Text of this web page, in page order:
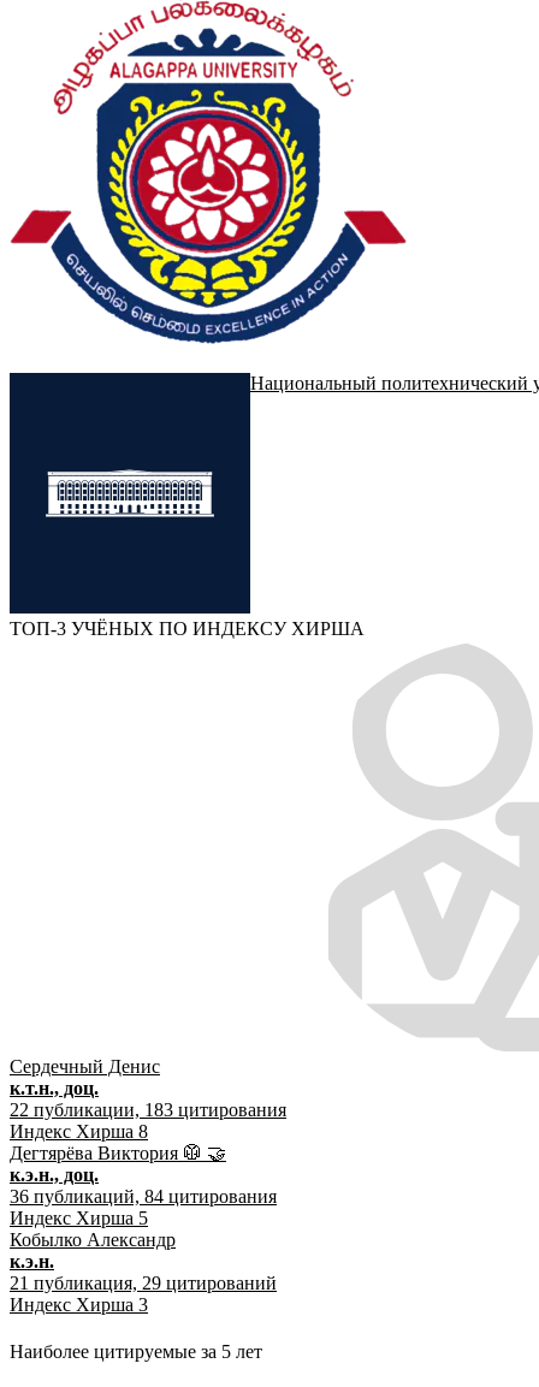
Национальный политехнический
ТОП-3 УЧЁНЫХ ПО ИНДЕКСУ ХИРША
Сердечный Денис
к.т.н., доц.
22 публикации, 183 цитирования
Индекс Хирша 8
Дегтярёва Виктория 🥼 🤝
к.э.н., доц.
36 публикаций, 84 цитирования
Индекс Хирша 5
Кобылко Александр
к.э.н.
21 публикация, 29 цитирований
Индекс Хирша 3
Наиболее цитируемые за 5 лет